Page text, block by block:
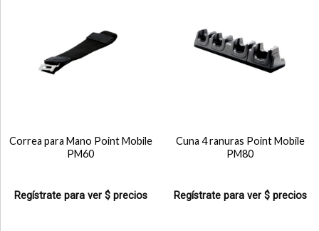
Correa para Mano Point Mobile
PM60
Regístrate para ver $ precios
Cuna 4 ranuras Point Mobile
PM80
Regístrate para ver $ precios